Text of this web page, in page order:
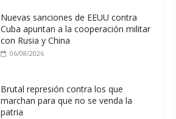
Nuevas sanciones de EEUU contra
Cuba apuntan a la cooperación militar
con Rusia y China
06/08/2026
Brutal represión contra los que
marchan para que no se venda la
patria